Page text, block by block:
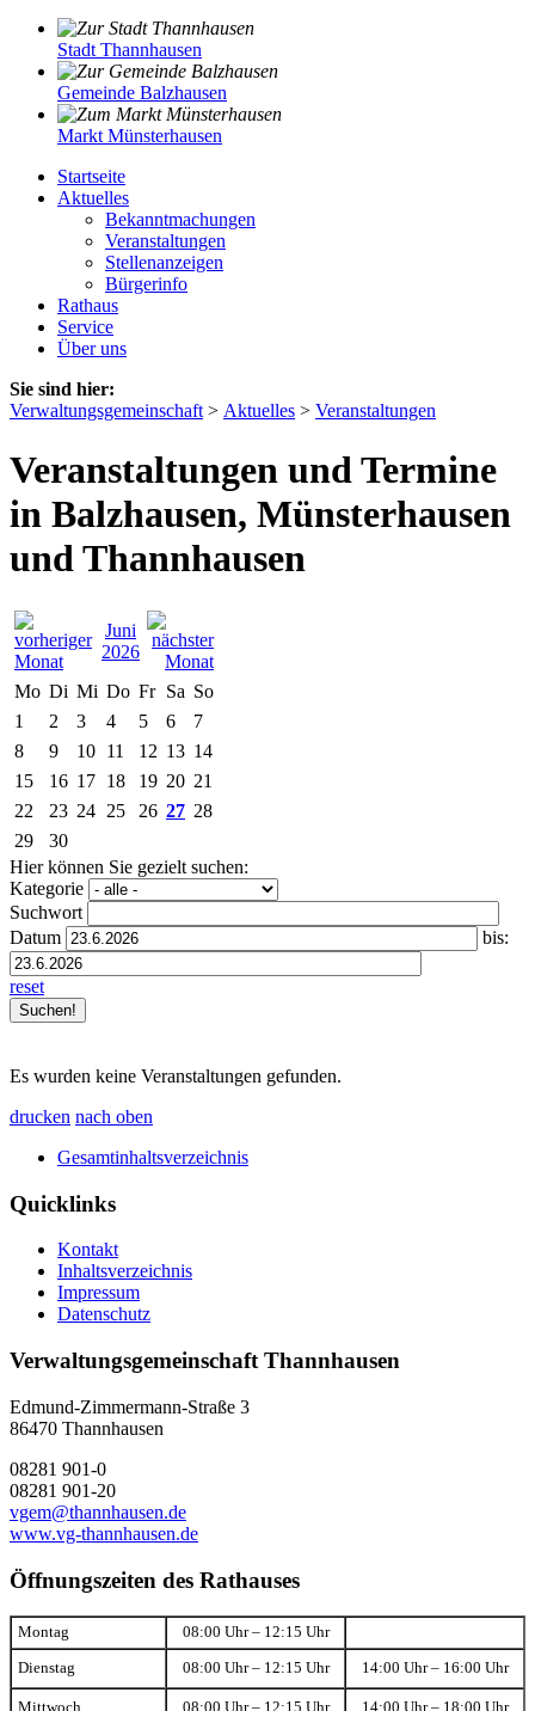
Stadt Thannhausen
Gemeinde Balzhausen
Markt Münsterhausen
Startseite
Aktuelles
Bekanntmachungen
Veranstaltungen
Stellenanzeigen
Bürgerinfo
Rathaus
Service
Über uns
Sie sind hier:
Verwaltungsgemeinschaft > Aktuelles > Veranstaltungen
Veranstaltungen und Termine
in Balzhausen, Münsterhausen
und Thannhausen
Juni
2026
Mo Di Mi Do Fr Sa So
1
2 3 4 5 6
7
8
9 10 11 12 13 14
15
16 17 18 19 20 21
22
23 24 25 26 27 28
29
30
Hier können Sie gezielt suchen:
Kategorie
Suchwort
Datum
bis:
reset
Es wurden keine Veranstaltungen gefunden.
drucken nach oben
Gesamtinhaltsverzeichnis
Quicklinks
Kontakt
Inhaltsverzeichnis
Impressum
Datenschutz
Verwaltungsgemeinschaft Thannhausen
Edmund-Zimmermann-Straße 3
86470 Thannhausen
08281 901-0
08281 901-20
vgem@thannhausen.de
www.vg-thannhausen.de
Öffnungszeiten des Rathauses
Montag 08:00 Uhr – 12:15 Uhr
Dienstag 08:00 Uhr – 12:15 Uhr 14:00 Uhr – 16:00 Uhr